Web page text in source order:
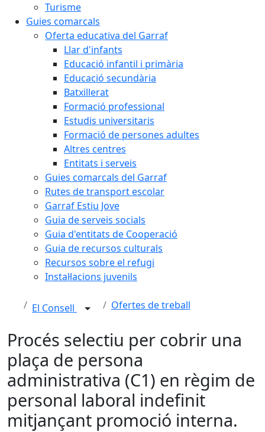
Turisme
Guies comarcals
Oferta educativa del Garraf
Llar d'infants
Educació infantil i primària
Educació secundària
Batxillerat
Formació professional
Estudis universitaris
Formació de persones adultes
Altres centres
Entitats i serveis
Guies comarcals del Garraf
Rutes de transport escolar
Garraf Estiu Jove
Guia de serveis socials
Guia d'entitats de Cooperació
Guia de recursos culturals
Recursos sobre el refugi
Instal·lacions juvenils
El Consell Ofertes de treball
Procés selectiu per cobrir una
plaça de persona
administrativa (C1) en règim de
personal laboral indefinit
mitjançant promoció interna.